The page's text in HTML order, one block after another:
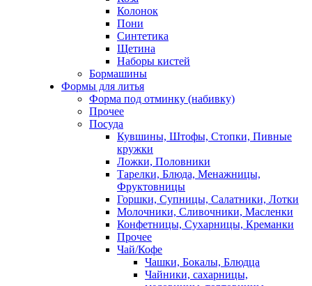
Колонок
Пони
Синтетика
Щетина
Наборы кистей
Бормашины
Формы для литья
Форма под отминку (набивку)
Прочее
Посуда
Кувшины, Штофы, Стопки, Пивные
кружки
Ложки, Половники
Тарелки, Блюда, Менажницы,
Фруктовницы
Горшки, Супницы, Салатники, Лотки
Молочники, Сливочники, Масленки
Конфетницы, Сухарницы, Креманки
Прочее
Чай/Кофе
Чашки, Бокалы, Блюдца
Чайники, сахарницы,